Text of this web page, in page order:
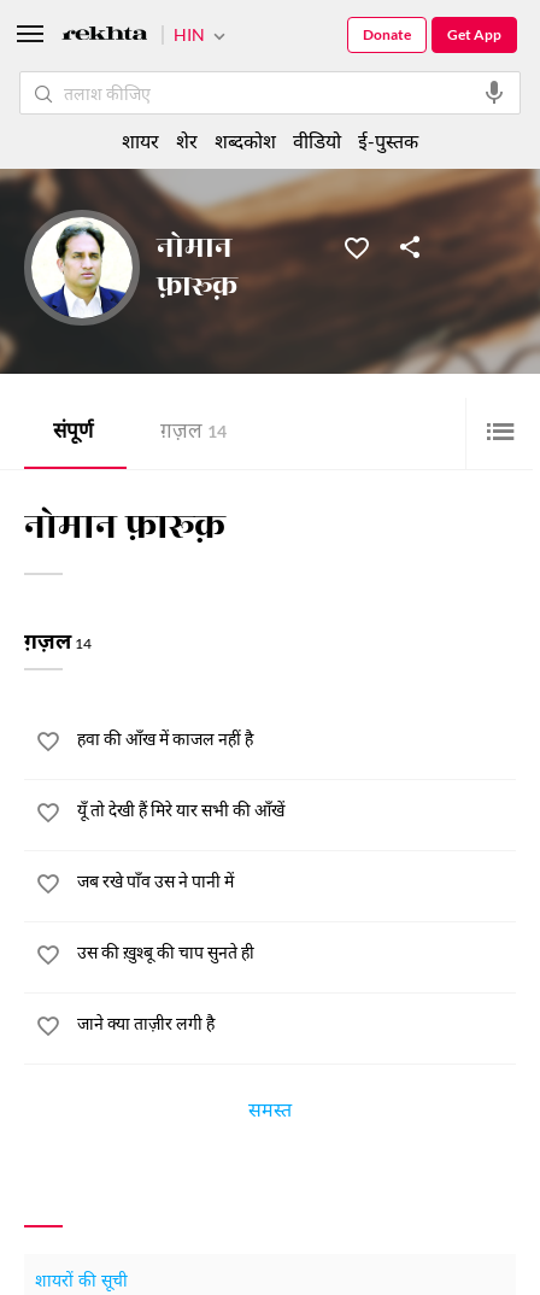
नोमान
फ़ारूक़
संपूर्ण ग़ज़ल 14
नोमान फ़ारूक़
ग़ज़ल 14
हवा की आँख में काजल नहीं है
यूँ तो देखी हैं मिरे यार सभी की आँखें
जब रखे पाँव उस ने पानी में
उस की ख़ुश्बू की चाप सुनते ही
जाने क्या ताज़ीर लगी है
समस्त
शायरों की सूची
HIN Get App
Donate
शायर शेर शब्दकोश वीडियो ई-पुस्तक